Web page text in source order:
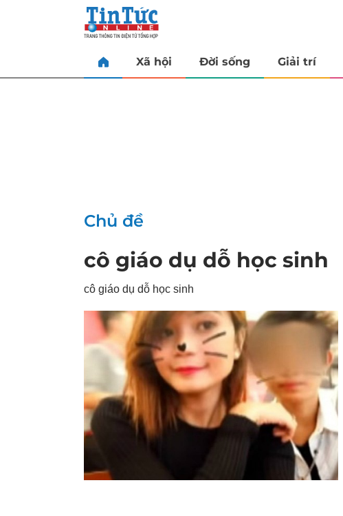
Xã hội Đời sống Giải trí
Chủ đề
cô giáo dụ dỗ học sinh
cô giáo dụ dỗ học sinh